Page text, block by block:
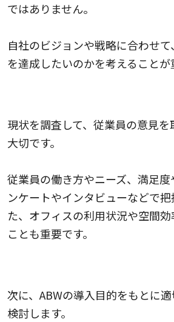
ではありません。
自社のビジョンや戦略に合わせ
を達成したいのかを考えることが
現状を調査して、従業員の意見
大切です。
従業員の働き方やニーズ、満足
ンケートやインタビューなどで
た、オフィスの利用状況や空間
ことも重要です。
次に、ABWの導入目的をもとに
検討します。